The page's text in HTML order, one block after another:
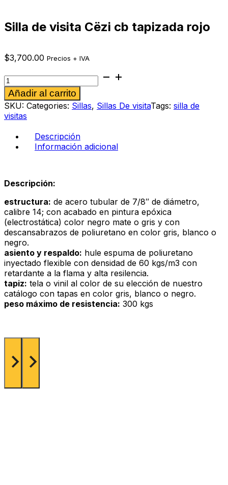
Silla de visita Cëzi cb tapizada rojo
$3,700.00 Precios + IVA
Silla
de
visita
Cëzi
cb
tapizada
cantidad
Añadir al carrito
SKU: Categories: Sillas, Sillas De visitaTags: silla de
visitas
Descripción
Información adicional
Descripción:
estructura: de acero tubular de 7/8″ de diámetro,
calibre 14; con acabado en pintura epóxica
(electrostática) color negro mate o gris y con
descansabrazos de poliuretano en color gris, blanco o
negro.
asiento y respaldo: hule espuma de poliuretano
inyectado flexible con densidad de 60 kgs/m3 con
retardante a la flama y alta resilencia.
tapiz: tela o vinil al color de su elección de nuestro
catálogo con tapas en color gris, blanco o negro.
peso máximo de resistencia: 300 kgs